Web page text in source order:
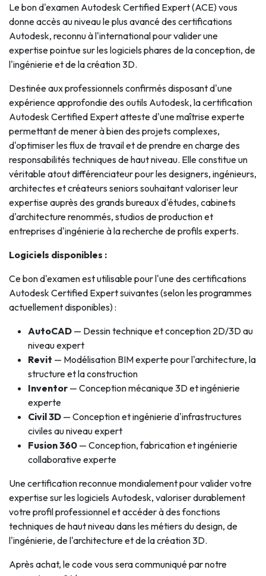
Le bon d'examen Autodesk Certified Expert (ACE) vous
donne accès au niveau le plus avancé des certifications
Autodesk, reconnu à l'international pour valider une
expertise pointue sur les logiciels phares de la conception, de
l'ingénierie et de la création 3D.
Destinée aux professionnels confirmés disposant d'une
expérience approfondie des outils Autodesk, la certification
Autodesk Certified Expert atteste d'une maîtrise experte
permettant de mener à bien des projets complexes,
d'optimiser les flux de travail et de prendre en charge des
responsabilités techniques de haut niveau. Elle constitue un
véritable atout différenciateur pour les designers, ingénieurs,
architectes et créateurs seniors souhaitant valoriser leur
expertise auprès des grands bureaux d'études, cabinets
d'architecture renommés, studios de production et
entreprises d'ingénierie à la recherche de profils experts.
Logiciels disponibles :
Ce bon d'examen est utilisable pour l'une des certifications
Autodesk Certified Expert suivantes (selon les programmes
actuellement disponibles) :
AutoCAD — Dessin technique et conception 2D/3D au
niveau expert
Revit — Modélisation BIM experte pour l'architecture, la
structure et la construction
Inventor — Conception mécanique 3D et ingénierie
experte
Civil 3D — Conception et ingénierie d'infrastructures
civiles au niveau expert
Fusion 360 — Conception, fabrication et ingénierie
collaborative experte
Une certification reconnue mondialement pour valider votre
expertise sur les logiciels Autodesk, valoriser durablement
votre profil professionnel et accéder à des fonctions
techniques de haut niveau dans les métiers du design, de
l'ingénierie, de l'architecture et de la création 3D.
Après achat, le code vous sera communiqué par notre